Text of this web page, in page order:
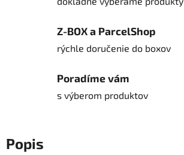
Z-BOX a ParcelShop
rýchle doručenie do boxov
Poradíme vám
s výberom produktov
Popis